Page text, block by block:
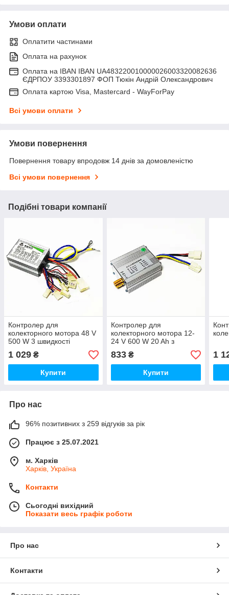
Умови оплати
Оплатити частинами
Оплата на рахунок
Оплата на IBAN IBAN UA483220010000026003320082636
ЄДРПОУ 3393301897 ФОП Тюкін Андрій Олександрович
Оплата картою Visa, Mastercard - WayForPay
Всі умови оплати
Умови повернення
Повернення товару впродовж 14 днів за домовленістю
Всі умови повернення
Подібні товари компанії
Контролер для
колекторного мотора 48 V
500 W 3 швидкості
1 029 ₴
Купити
Контролер для
колекторного мотора 12-
24 V 600 W 20 Ah з
регулятором
833₴
Купити
1
Про нас
96% позитивних з 259 відгуків за рік
Працює з 25.07.2021
м. Харків
Харків, Україна
Контакти
Сьогодні вихідний
Показати весь графік роботи
Про нас
Контакти